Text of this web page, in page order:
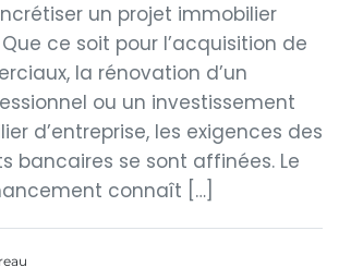
un projet immobilier
ce soit pour l’acquisition de
la rénovation d’un
ou un investissement
d’entreprise, les exigences des
bancaires se sont affinées. Le
connaît […]